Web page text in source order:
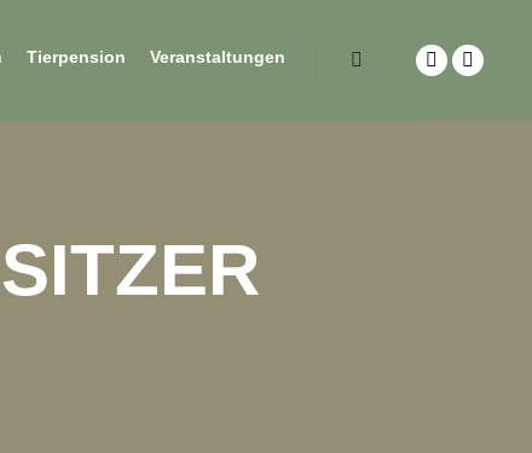
Tierpension Veranstaltungen